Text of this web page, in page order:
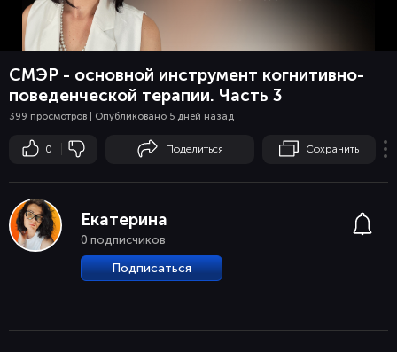
видео
СМЭР - основной инструмент когнитивно-
поведенческой терапии. Часть 3
399 просмотров | Опубликовано 5 дней назад
0 Поделиться Сохранить
Екатерина
0 подписчиков
Подписаться